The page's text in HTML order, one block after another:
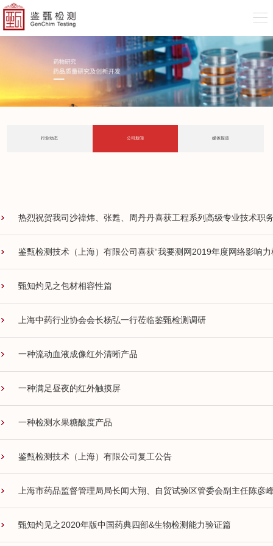
行业动态 公司新闻 媒体报道
热烈祝贺我司沙禕炜、张甦、周丹丹喜获工程系列高级专业技术职
鉴甄检测技术（上海）有限公司喜获“我要测网2019年度网络影响力
甄知灼见之包材相容性篇
上海中药行业协会会长杨弘一行莅临鉴甄检测调研
一种流动血液成像红外清晰产品
一种满足昼夜的红外触摸屏
一种检测水果糖酸度产品
鉴甄检测技术（上海）有限公司复工公告
上海市药品监督管理局局长闻大翔、自贸试验区管委会副主任陈彦
甄知灼见之2020年版中国药典四部&生物检测能力验证篇